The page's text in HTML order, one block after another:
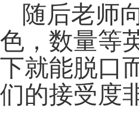
随后老师
色，数量等
下就能脱口
们的接受度